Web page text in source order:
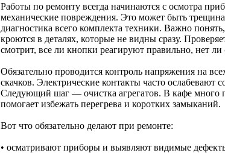
Работы по ремонту всегда начинаются с осмотра
механические повреждения. Это может быть
диагностика всего комплекта техники. Важно
кроются в деталях, которые не видны сразу.
смотрит, все ли кнопки реагируют правильно, нет ли
Обязательно проводится контроль напряжения на
скачков. Электрические контакты часто
Следующий шаг — очистка агрегатов. В кафе много
помогает избежать перегрева и коротких замыканий.
Вот что обязательно делают при ремонте:
• осматривают приборы и выявляют видимые